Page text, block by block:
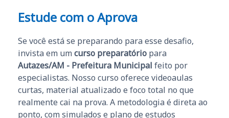
Estude com o Aprova
Se você está se preparando para esse desafio,
invista em um curso preparatório para
Autazes/AM - Prefeitura Municipal feito por
especialistas. Nosso curso oferece videoaulas
curtas, material atualizado e foco total no que
realmente cai na prova. A metodologia é direta ao
ponto, com simulados e plano de estudos